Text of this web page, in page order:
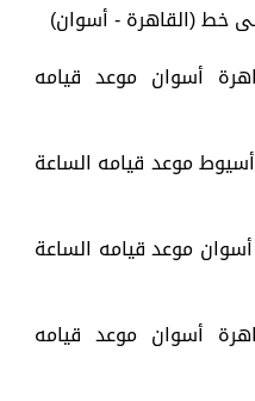
خط (القاهرة - أسوان)
القاهرة أسوان موعد قيامه
أسيوط موعد قيامه الساعة
أسوان موعد قيامه الساعة
القاهرة أسوان موعد قيامه